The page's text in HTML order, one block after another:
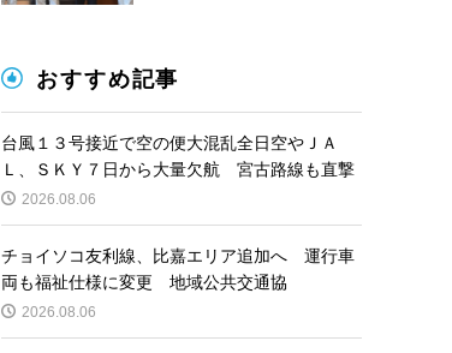
おすすめ記事
台風１３号接近で空の便大混乱全日空やＪＡ
Ｌ、ＳＫＹ７日から大量欠航 宮古路線も直撃
2026.08.06
チョイソコ友利線、比嘉エリア追加へ 運行車
両も福祉仕様に変更 地域公共交通協
2026.08.06